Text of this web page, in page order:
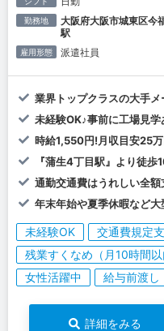
勤務地
大阪府大阪市城東区今
駅
雇用形態 派遣社員
業界トップクラスの大手メ
未経験OK♪事前に工場見学
時給1,550円!月収目安25
『蒲生4丁目駅』より徒歩
通勤交通費はうれしい全額
年末年始や夏季休暇など大
未経験OK 交通費規定
残業すくなめ（月10時間以
女性活躍中
給与前渡し
詳細をみる